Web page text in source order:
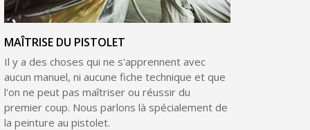
MAÎTRISE DU PISTOLET
Il y a des choses qui ne s'apprennent avec
aucun manuel, ni aucune fiche technique et que
l'on ne peut pas maîtriser ou réussir du
premier coup. Nous parlons là spécialement de
la peinture au pistolet.